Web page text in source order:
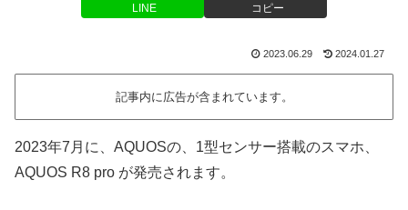
LINE コピー
2023.06.29 2024.01.27
記事内に広告が含まれています。
2023年7月に、AQUOSの、1型センサー搭載のスマホ、
AQUOS R8 pro が発売されます。